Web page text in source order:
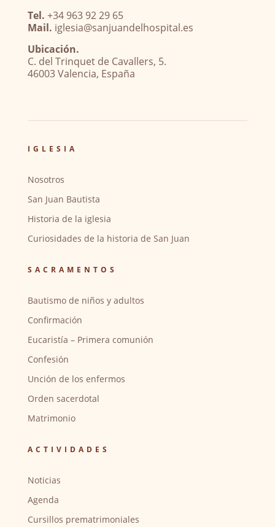
Tel. +34 963 92 29 65
Mail. iglesia@sanjuandelhospital.es
Ubicación.
C. del Trinquet de Cavallers, 5.
46003 Valencia, España
IGLESIA
Nosotros
San Juan Bautista
Historia de la iglesia
Curiosidades de la historia de San Juan
SACRAMENTOS
Bautismo de niños y adultos
Confirmación
Eucaristía – Primera comunión
Confesión
Unción de los enfermos
Orden sacerdotal
Matrimonio
ACTIVIDADES
Noticias
Agenda
Cursillos prematrimoniales